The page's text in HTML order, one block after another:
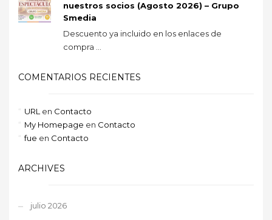
nuestros socios (Agosto 2026) – Grupo
Smedia
Descuento ya incluido en los enlaces de
compra ...
COMENTARIOS RECIENTES
URL en Contacto
My Homepage en Contacto
fue en Contacto
ARCHIVES
julio 2026